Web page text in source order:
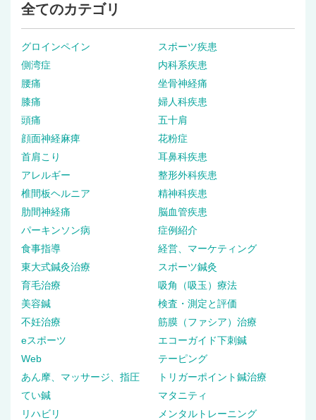
全てのカテゴリ
グロインペイン
スポーツ疾患
側湾症
内科系疾患
腰痛
坐骨神経痛
膝痛
婦人科疾患
頭痛
五十肩
顔面神経麻痺
花粉症
首肩こり
耳鼻科疾患
アレルギー
整形外科疾患
椎間板ヘルニア
精神科疾患
肋間神経痛
脳血管疾患
パーキンソン病
症例紹介
食事指導
経営、マーケティング
東大式鍼灸治療
スポーツ鍼灸
育毛治療
吸角（吸玉）療法
美容鍼
検査・測定と評価
不妊治療
筋膜（ファシア）治療
eスポーツ
エコーガイド下刺鍼
Web
テーピング
あん摩、マッサージ、指圧
トリガーポイント鍼治療
てい鍼
マタニティ
リハビリ
メンタルトレーニング